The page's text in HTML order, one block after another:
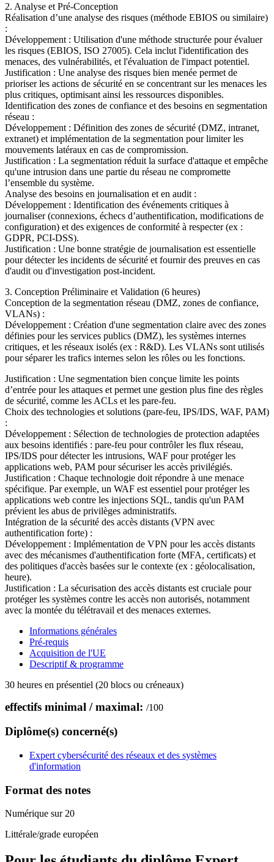
2. Analyse et Pré-Conception
Réalisation d’une analyse des risques (méthode EBIOS ou similaire)
:
Développement : Utilisation d'une méthode structurée pour évaluer
les risques (EBIOS, ISO 27005). Cela inclut l'identification des
menaces, des vulnérabilités, et l'évaluation de l'impact potentiel.
Justification : Une analyse des risques bien menée permet de
prioriser les actions de sécurité en se concentrant sur les menaces les
plus critiques, optimisant ainsi les ressources disponibles.
Identification des zones de confiance et des besoins en segmentation
réseau :
Développement : Définition des zones de sécurité (DMZ, intranet,
extranet) et implémentation de la segmentation pour limiter les
mouvements latéraux en cas de compromission.
Justification : La segmentation réduit la surface d'attaque et empêche
qu'une intrusion dans une partie du réseau ne compromette
l’ensemble du système.
Analyse des besoins en journalisation et en audit :
Développement : Identification des événements critiques à
journaliser (connexions, échecs d’authentification, modifications de
configuration) et des exigences de conformité à respecter (ex :
GDPR, PCI-DSS).
Justification : Une bonne stratégie de journalisation est essentielle
pour détecter les incidents de sécurité et fournir des preuves en cas
d'audit ou d'investigation post-incident.
3. Conception Préliminaire et Validation (6 heures)
Conception de la segmentation réseau (DMZ, zones de confiance,
VLANs) :
Développement : Création d'une segmentation claire avec des zones
définies pour les services publics (DMZ), les systèmes internes
critiques, et les réseaux isolés (ex : R&D). Les VLANs sont utilisés
pour séparer les trafics internes selon les rôles ou les fonctions.
Justification : Une segmentation bien conçue limite les points
d’entrée pour les attaques et permet une gestion plus fine des règles
de sécurité, comme les ACLs et les pare-feu.
Choix des technologies et solutions (pare-feu, IPS/IDS, WAF, PAM)
:
Développement : Sélection de technologies de protection adaptées
aux besoins identifiés : pare-feu pour contrôler les flux réseau,
IPS/IDS pour détecter les intrusions, WAF pour protéger les
applications web, PAM pour sécuriser les accès privilégiés.
Justification : Chaque technologie doit répondre à une menace
spécifique. Par exemple, un WAF est essentiel pour protéger les
applications web contre les injections SQL, tandis qu'un PAM
prévient les abus de privilèges administratifs.
Intégration de la sécurité des accès distants (VPN avec
authentification forte) :
Développement : Implémentation de VPN pour les accès distants
avec des mécanismes d'authentification forte (MFA, certificats) et
des politiques d'accès basées sur le contexte (ex : géolocalisation,
heure).
Justification : La sécurisation des accès distants est cruciale pour
protéger les systèmes contre les accès non autorisés, notamment
avec la montée du télétravail et des menaces externes.
Informations générales
Pré-requis
Acquisition de l'UE
Descriptif & programme
30 heures en présentiel (20 blocs ou créneaux)
effectifs minimal / maximal: /100
Diplôme(s) concerné(s)
Expert cybersécurité des réseaux et des systèmes
d'information
Format des notes
Numérique sur 20
Littérale/grade européen